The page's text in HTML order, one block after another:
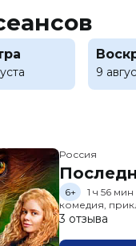
9
Россия
6+
1 ч 56 мин
комедия,
3 отзыва